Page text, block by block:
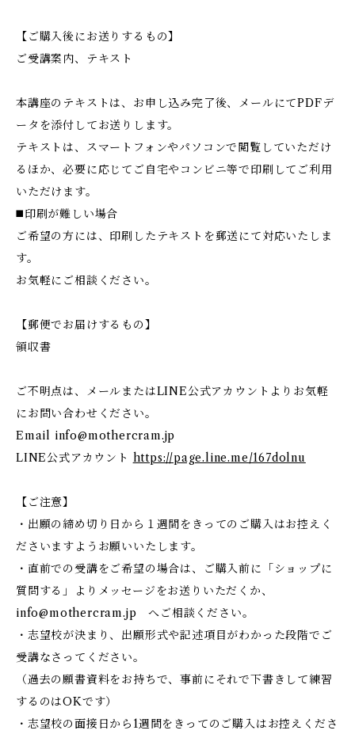
【ご購入後にお送りするもの】
ご受講案内、テキスト
本講座のテキストは、お申し込み完了後、メールにてPDFデ
ータを添付してお送りします。
テキストは、スマートフォンやパソコンで閲覧していただけ
るほか、必要に応じてご自宅やコンビニ等で印刷してご利用
いただけます。
◼️印刷が難しい場合
ご希望の方には、印刷したテキストを郵送にて対応いたしま
す。
お気軽にご相談ください。
【郵便でお届けするもの】
領収書
ご不明点は、メールまたはLINE公式アカウントよりお気軽
にお問い合わせください。
Email info@mothercram.jp
LINE公式アカウント https://page.line.me/167dolnu
【ご注意】
・出願の締め切り日から１週間をきってのご購入はお控えく
ださいますようお願いいたします。
・直前での受講をご希望の場合は、ご購入前に「ショップに
質問する」よりメッセージをお送りいただくか、
info@mothercram.jp へご相談ください。
・志望校が決まり、出願形式や記述項目がわかった段階でご
受講なさってください。
（過去の願書資料をお持ちで、事前にそれで下書きして練習
するのはOKです）
・志望校の面接日から1週間をきってのご購入はお控えくださ